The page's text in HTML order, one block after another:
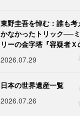
東野圭吾を悼む：誰も考
かなかったトリック──
リーの金字塔『容疑者Ｘ
2026.07.29
日本の世界遺産一覧
2026.07.26